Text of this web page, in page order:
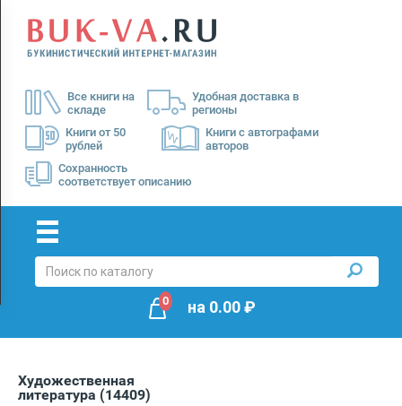
Все книги на
складе
Удобная доставка в
регионы
Книги от 50
рублей
Книги с автографами
авторов
Сохранность
соответствует описанию
Menu
Доставка
Оплата
0 на 0.00₽
Художественная
литература (14409)